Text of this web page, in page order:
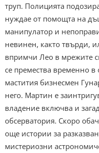
труп. Полицията
нуждае от помощта на
манипулатор и
невинен, както твърди,
впримчи Лео в мрежите
се премества временно
мастития бизнесмен
него. Мартин е
владение включва и
обсерватория. Скоро
още истории за
мистериозни